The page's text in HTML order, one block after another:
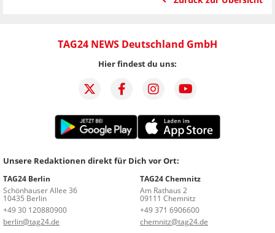
TAG24 NEWS Deutschland GmbH
Hier findest du uns:
Unsere Redaktionen direkt für Dich vor Ort:
TAG24 Berlin
Schönhauser Allee 36
10435 Berlin
+49 30 120880900
berlin@tag24.de
TAG24 Chemnitz
Am Rathaus 2
09111 Chemnitz
+49 371 6906600
chemnitz@tag24.de